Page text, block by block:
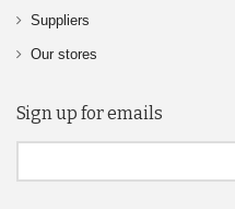
Suppliers
Our stores
Sign up for emails